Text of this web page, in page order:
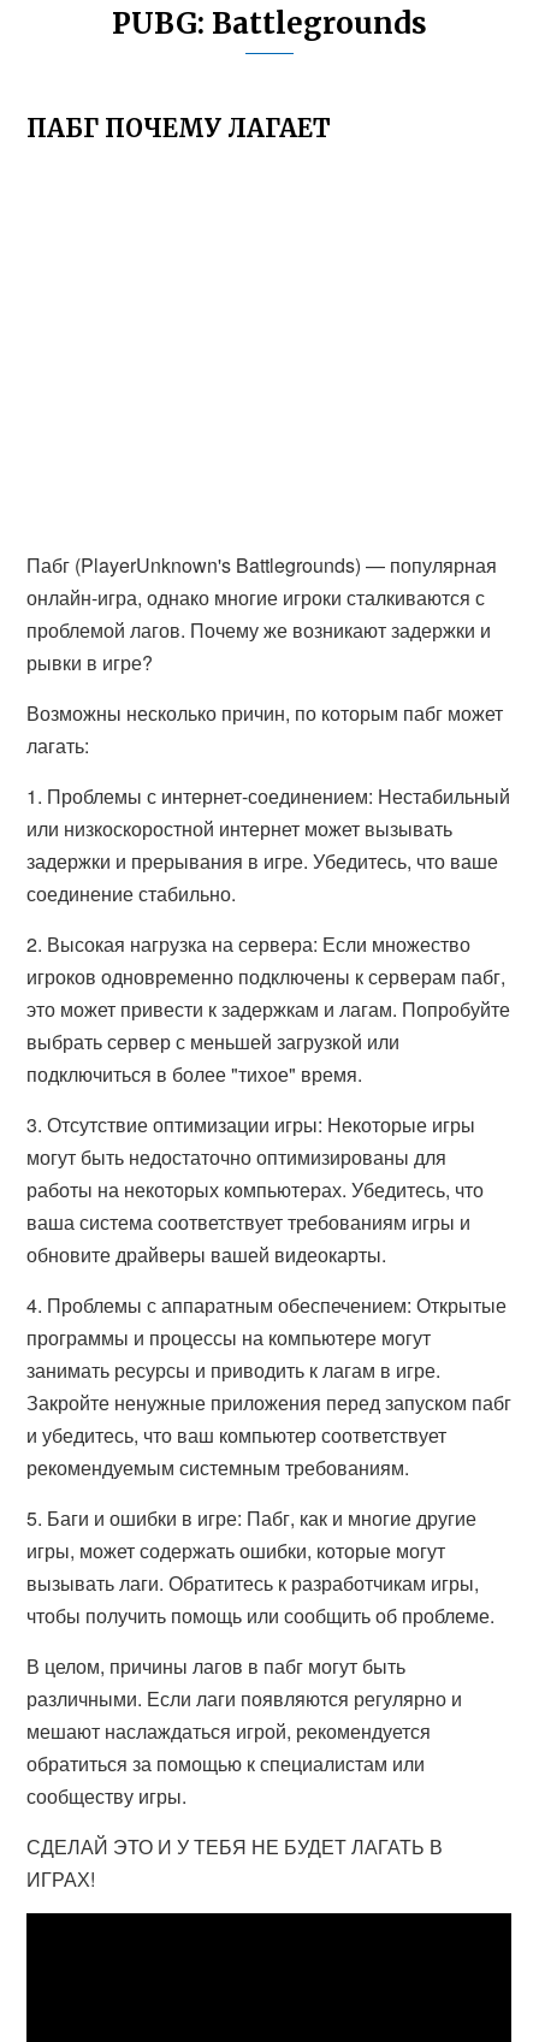
PUBG: Battlegrounds
ПАБГ ПОЧЕМУ ЛАГАЕТ
Пабг (PlayerUnknown's Battlegrounds) — популярная
онлайн-игра, однако многие игроки сталкиваются с
проблемой лагов. Почему же возникают задержки и
рывки в игре?
Возможны несколько причин, по которым пабг может
лагать:
1. Проблемы с интернет-соединением: Нестабильный
или низкоскоростной интернет может вызывать
задержки и прерывания в игре. Убедитесь, что ваше
соединение стабильно.
2. Высокая нагрузка на сервера: Если множество
игроков одновременно подключены к серверам пабг,
это может привести к задержкам и лагам. Попробуйте
выбрать сервер с меньшей загрузкой или
подключиться в более "тихое" время.
3. Отсутствие оптимизации игры: Некоторые игры
могут быть недостаточно оптимизированы для
работы на некоторых компьютерах. Убедитесь, что
ваша система соответствует требованиям игры и
обновите драйверы вашей видеокарты.
4. Проблемы с аппаратным обеспечением: Открытые
программы и процессы на компьютере могут
занимать ресурсы и приводить к лагам в игре.
Закройте ненужные приложения перед запуском пабг
и убедитесь, что ваш компьютер соответствует
рекомендуемым системным требованиям.
5. Баги и ошибки в игре: Пабг, как и многие другие
игры, может содержать ошибки, которые могут
вызывать лаги. Обратитесь к разработчикам игры,
чтобы получить помощь или сообщить об проблеме.
В целом, причины лагов в пабг могут быть
различными. Если лаги появляются регулярно и
мешают наслаждаться игрой, рекомендуется
обратиться за помощью к специалистам или
сообществу игры.
СДЕЛАЙ ЭТО И У ТЕБЯ НЕ БУДЕТ ЛАГАТЬ В
ИГРАХ!